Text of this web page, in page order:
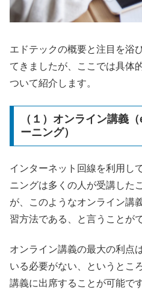
エドテックの概要と注目を浴
てきましたが、ここでは具体
ついて紹介します。
（１）オンライン講義
ーニング）
インターネット回線を利用し
ニングは多くの人が受講した
が、このようなオンライン講
習方法である、と言うことが
オンライン講義の最大の利点
いる必要がない、というとこ
講義に出席することが可能で